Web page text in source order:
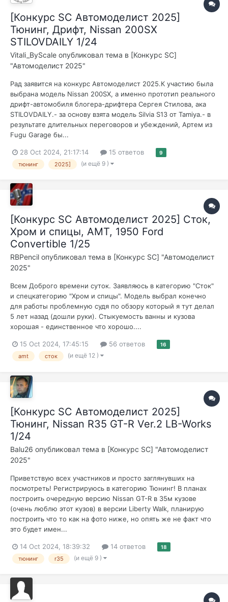
[Конкурс SC Автомоделист 2025]
Тюнинг, Дрифт, Nissan 200SX
STILOVDAILY 1/24
Vitali_ByScale опубликовал тема в [Конкурс SC]
"Автомоделист 2025"
Рад заявится на конкурс Автомоделист 2025.К участию была
выбрана модель Nissan 200SX, а именно прототип реального
дрифт-автомобиля блогера-дрифтера Сергея Стилова, ака
STILOVDAILY.- за основу взята модель Silvia S13 от Tamiya.- в
результате длительных переговоров и убеждений, Артем из
Fugu Garage бы...
28 Oct 2024, 21:17:14 15 ответов 9
тюнинг 2025] (и ещё 9 )
[Конкурс SC Автомоделист 2025] Сток,
Хром и спицы, AMT, 1950 Ford
Convertible 1/25
RBPencil опубликовал тема в [Конкурс SC] "Автомоделист
2025"
Всем Доброго времени суток. Заявляюсь в категорию "Сток"
и спецкатегорию "Хром и спицы". Модель выбрал конечно
для работы проблемную судя по обзору который я тут делал
5 лет назад (дошли руки). Стыкуемость ванны и кузова
хорошая - единственное что хорошо....
15 Oct 2024, 17:45:15 56 ответов 16
amt сток (и ещё 12 )
[Конкурс SC Автомоделист 2025]
Тюнинг, Nissan R35 GT-R Ver.2 LB-Works
1/24
Balu26 опубликовал тема в [Конкурс SC] "Автомоделист
2025"
Приветствую всех участников и просто заглянувших на
посмотреть! Регистрируюсь в категорию Тюнинг! В планах
построить очередную версию Nissan GT-R в 35м кузове
(очень люблю этот кузов) в версии Liberty Walk, планирую
построить что то как на фото ниже, но опять же не факт что
это будет имен...
14 Oct 2024, 18:39:32 14 ответов 18
тюнинг r35 (и ещё 9 )